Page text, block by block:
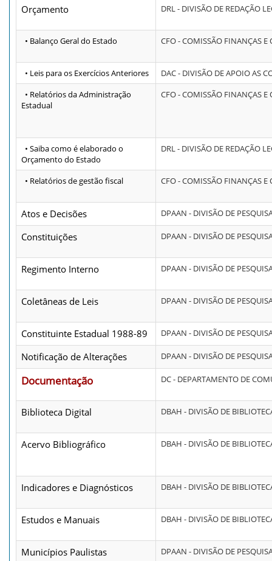
Orçamento DRL - DIVISÃO DE REDAÇÃO
• Balanço Geral do Estado CFO - COMISSÃO FINANÇAS E
• Leis para os Exercícios Anteriores
DAC - DIVISÃO DE APOIO AS
• Relatórios da Administração
Estadual
CFO - COMISSÃO FINANÇAS E
• Saiba como é elaborado o
Orçamento do Estado
DRL - DIVISÃO DE REDAÇÃO
• Relatórios de gestão fiscal CFO - COMISSÃO FINANÇAS E
Atos e Decisões DPAAN - DIVISÃO DE
Constituições DPAAN - DIVISÃO DE
Regimento Interno DPAAN - DIVISÃO DE
Coletâneas de Leis DPAAN - DIVISÃO DE
Constituinte Estadual 1988-89 DPAAN - DIVISÃO DE
Notificação de Alterações DPAAN - DIVISÃO DE
Documentação DC - DEPARTAMENTO DE
Biblioteca Digital DBAH - DIVISÃO DE
Acervo Bibliográfico DBAH - DIVISÃO DE
Indicadores e Diagnósticos DBAH - DIVISÃO DE
Estudos e Manuais DBAH - DIVISÃO DE
Municípios Paulistas DPAAN - DIVISÃO DE